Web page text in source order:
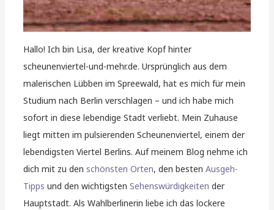
Hallo! Ich bin Lisa, der kreative Kopf hinter
scheunenviertel-und-mehr.de. Ursprünglich aus dem
malerischen Lübben im Spreewald, hat es mich für mein
Studium nach Berlin verschlagen – und ich habe mich
sofort in diese lebendige Stadt verliebt. Mein Zuhause
liegt mitten im pulsierenden Scheunenviertel, einem der
lebendigsten Viertel Berlins. Auf meinem Blog nehme ich
dich mit zu denschönsten Orten, den bestenAusgeh-
Tipps und den wichtigstenSehenswürdigkeiten der
Hauptstadt. Als Wahlberlinerin liebe ich das lockere